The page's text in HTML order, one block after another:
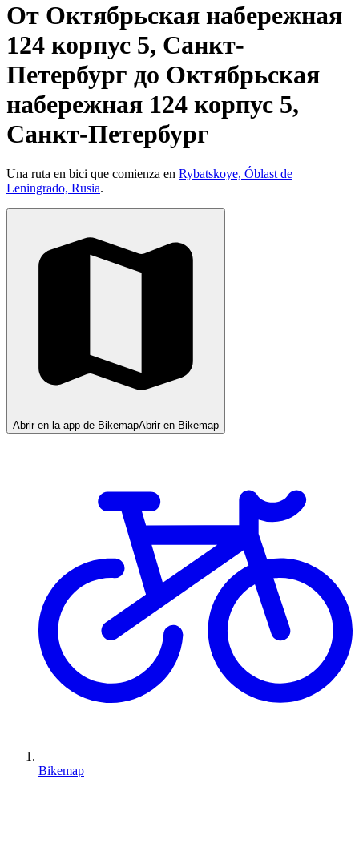
От Октябрьская набережная
124 корпус 5, Санкт-
Петербург до Октябрьская
набережная 124 корпус 5,
Санкт-Петербург
Una ruta en bici que comienza en Rybatskoye, Óblast de
Leningrado, Rusia.
Abrir en la app de BikemapAbrir en Bikemap
Bikemap